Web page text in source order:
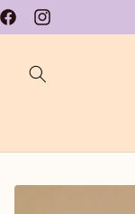
FacebookInstagram